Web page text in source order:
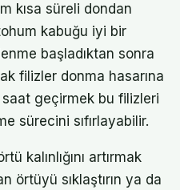
kısa süreli dondan
kabuğu iyi bir
başladıktan sonra
filizler donma hasarına
saat geçirmek bu filizleri
sürecini sıfırlayabilir.
kalınlığını artırmak
örtüyü sıklaştırın ya da